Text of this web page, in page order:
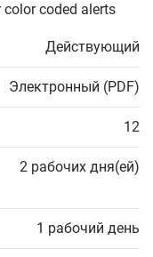
coded alerts
Действующий
Электронный (PDF)
12
2 рабочих дня(ей)
1 рабочий день